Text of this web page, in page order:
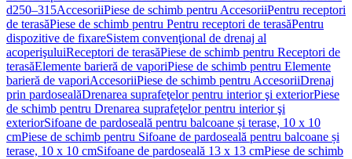
d250–315AccesoriiPiese de schimb pentru AccesoriiPentru receptori
de terasăPiese de schimb pentru Pentru receptori de terasăPentru
dispozitive de fixareSistem convenţional de drenaj al
acoperişuluiReceptori de terasăPiese de schimb pentru Receptori de
terasăElemente barieră de vaporiPiese de schimb pentru Elemente
barieră de vaporiAccesoriiPiese de schimb pentru AccesoriiDrenaj
prin pardosealăDrenarea suprafeţelor pentru interior şi exteriorPiese
de schimb pentru Drenarea suprafeţelor pentru interior şi
exteriorSifoane de pardoseală pentru balcoane și terase, 10 x 10
cmPiese de schimb pentru Sifoane de pardoseală pentru balcoane și
terase, 10 x 10 cmSifoane de pardoseală 13 x 13 cmPiese de schimb